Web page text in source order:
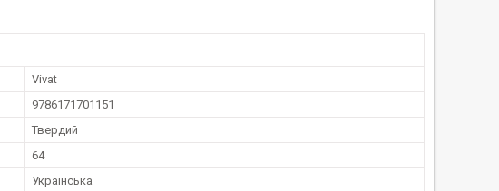
Vivat
9786171701151
Твердий
64
Українська